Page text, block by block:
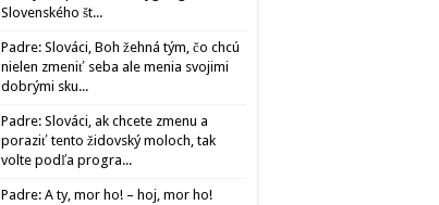
Slovenského št...
Padre: Slováci, Boh žehná tým, čo chcú
nielen zmeniť seba ale menia svojimi
dobrými sku...
Padre: Slováci, ak chcete zmenu a
poraziť tento židovský moloch, tak
volte podľa progra...
Padre: A ty, mor ho! – hoj, mor ho!